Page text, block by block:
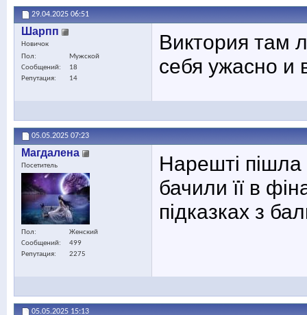
29.04.2025 06:51
Шарпп
Новичок
Пол
Мужской
Сообщений
18
Репутация
14
Виктория там
себя ужасно и
05.05.2025 07:23
Maгдалена
Посетитель
Пол
Женский
Сообщений
499
Репутация
2275
Нарешті
бачили її в
підказках з
05.05.2025 15:13